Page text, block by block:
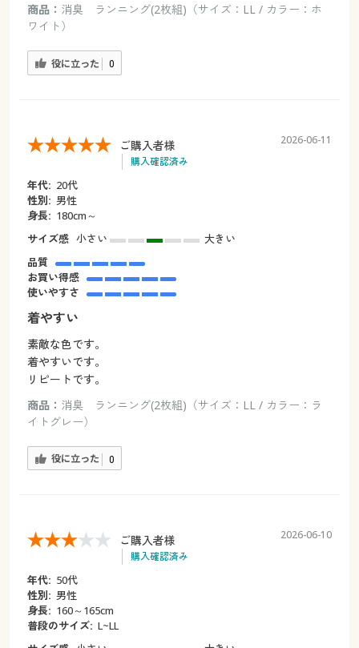
商品： 消臭 ランニング(2枚組)（サイズ：LL / カラー：ホ
ワイト）
役に立った 0
ご購入者様
購入確認済み
2026-06-11
年代: 20代
性別: 男性
身長: 180cm～
サイズ感 小さい
大きい
品質
お買い得感
使いやすさ
着やすい
素敵な色です。
着やすいです。
リピートです。
商品： 消臭 ランニング(2枚組)（サイズ：LL / カラー：ラ
イトグレー）
役に立った 0
ご購入者様
購入確認済み
2026-06-10
年代: 50代
性別: 男性
身長: 160～165cm
普段のサイズ: L~LL